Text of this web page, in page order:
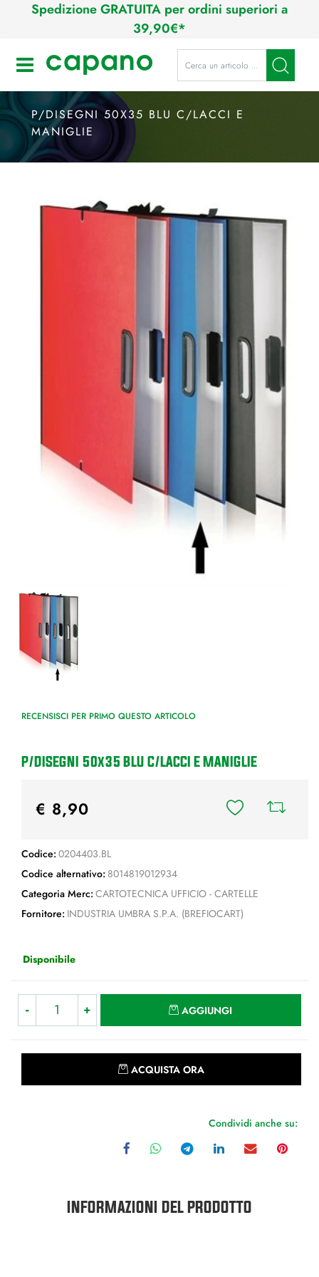
Spedizione GRATUITA per ordini superiori a
39,90€*
Open La modifica di un filtro
P/DISEGNI 50X35 BLU C/LACCI E
MANIGLIE
RECENSISCI PER PRIMO QUESTO ARTICOLO
P/DISEGNI 50x35 BLU C/LACCI E MANIGLIE
€ 8,90
Codice: 0204403.BL
Codice alternativo: 8014819012934
Categoria Merc: CARTOTECNICA UFFICIO - CARTELLE
Fornitore: INDUSTRIA UMBRA S.P.A. (BREFIOCART)
Disponibile
AGGIUNGI
ACQUISTA ORA
Condividi anche su:
INFORMAZIONI DEL PRODOTTO